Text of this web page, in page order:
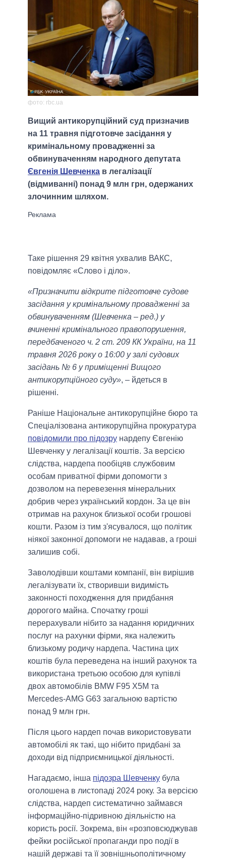
фото: rbc.ua
Вищий антикорупційний суд призначив
на 11 травня підготовче засідання у
кримінальному провадженні за
обвинуваченням народного депутата
Євгенія Шевченка в легалізації
(відмиванні) понад 9 млн грн, одержаних
злочинним шляхом.
Таке рішення 29 квітня ухвалив ВАКС,
повідомляє «Слово і діло».
«Призначити відкрите підготовче судове
засідання у кримінальному провадженні за
обвинуваченням (Шевченка – ред.) у
вчиненні кримінального правопорушення,
передбаченого ч. 2 ст. 209 КК України, на 11
травня 2026 року о 16:00 у залі судових
засідань № 6 у приміщенні Вищого
антикорупційного суду», – йдеться в
рішенні.
Раніше Національне антикорупційне бюро та
Спеціалізована антикорупційна прокуратура
повідомили про підозру нардепу Євгенію
Шевченку у легалізації коштів. За версією
слідства, нардепа пообіцяв службовим
особам приватної фірми допомогти з
дозволом на перевезення мінеральних
добрив через український кордон. За це він
отримав на рахунок близької особи грошові
кошти. Разом із тим з'ясувалося, що політик
ніякої законної допомоги не надавав, а гроші
залишив собі.
Заволодівши коштами компанії, він вирішив
легалізувати їх, створивши видимість
законності походження для придбання
дорогого майна. Спочатку гроші
перерахували нібито за надання юридичних
послуг на рахунки фірми, яка належить
близькому родичу нардепа. Частина цих
коштів була переведена на інший рахунок та
використана третьою особою для купівлі
двох автомобілів BMW F95 X5M та
Mercedes-AMG G63 загальною вартістю
понад 9 млн грн.
Після цього нардеп почав використовувати
автомобілі як такі, що нібито придбані за
доходи від підприємницької діяльності.
Нагадаємо, інша підозра Шевченку була
оголошена в листопаді 2024 року. За версією
слідства, нардеп систематично займався
інформаційно-підривною діяльністю на
користь росії. Зокрема, він «розповсюджував
фейки російської пропаганди про події в
нашій державі та її зовнішньополітичному